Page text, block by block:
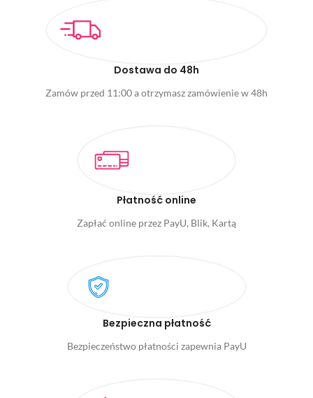
Dostawa do 48h
Zamów przed 11:00 a otrzymasz zamówienie w 48h
Płatność online
Zapłać online przez PayU, Blik, Kartą
Bezpieczna płatność
Bezpieczeństwo płatności zapewnia PayU